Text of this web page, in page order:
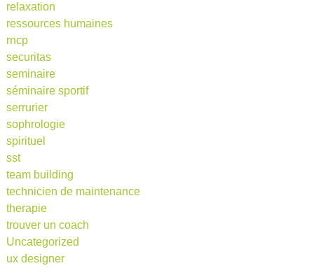
relaxation
ressources humaines
rncp
securitas
seminaire
séminaire sportif
serrurier
sophrologie
spirituel
sst
team building
technicien de maintenance
therapie
trouver un coach
Uncategorized
ux designer